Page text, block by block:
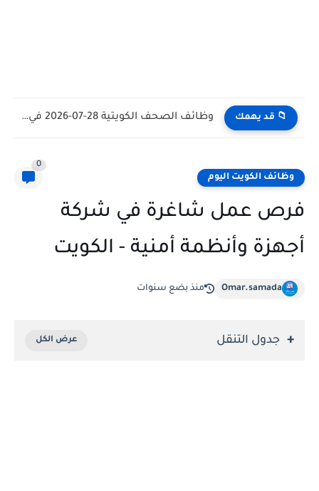
📁 قد يهمك وظائف الكويت اليوم بتاريخ 28-07-2026 للأجانب والمواطنين في مختلف التخصصات
وظائف الكويت اليوم
0
فرص عمل شاغرة في شركة
أجهزة وأنظمة أمنية - الكويت
Omar.samada منذ بضع سنوات
جدول التنقل